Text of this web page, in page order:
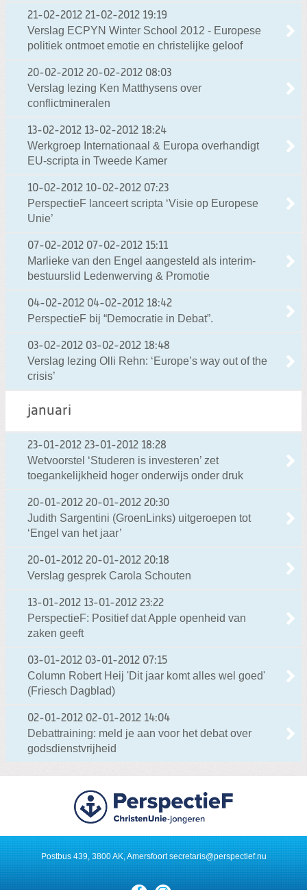
21-02-2012 21-02-2012 19:19
Verslag ECPYN Winter School 2012 - Europese
politiek ontmoet emotie en christelijke geloof
20-02-2012 20-02-2012 08:03
Verslag lezing Ken Matthysens over
conflictmineralen
13-02-2012 13-02-2012 18:24
Werkgroep Internationaal & Europa overhandigt
EU-scripta in Tweede Kamer
10-02-2012 10-02-2012 07:23
PerspectieF lanceert scripta ‘Visie op Europese
Unie’
07-02-2012 07-02-2012 15:11
Marlieke van den Engel aangesteld als interim-
bestuurslid Ledenwerving & Promotie
04-02-2012 04-02-2012 18:42
PerspectieF bij “Democratie in Debat”.
03-02-2012 03-02-2012 18:48
Verslag lezing Olli Rehn: ‘Europe’s way out of the
crisis’
januari
23-01-2012 23-01-2012 18:28
Wetvoorstel ‘Studeren is investeren’ zet
toegankelijkheid hoger onderwijs onder druk
20-01-2012 20-01-2012 20:30
Judith Sargentini (GroenLinks) uitgeroepen tot
‘Engel van het jaar’
20-01-2012 20-01-2012 20:18
Verslag gesprek Carola Schouten
13-01-2012 13-01-2012 23:22
PerspectieF: Positief dat Apple openheid van
zaken geeft
03-01-2012 03-01-2012 07:15
Column Robert Heij 'Dit jaar komt alles wel goed'
(Friesch Dagblad)
02-01-2012 02-01-2012 14:04
Debattraining: meld je aan voor het debat over
godsdienstvrijheid
Postbus 439, 3800 AK, Amersfoortsecretaris@perspectief.nu